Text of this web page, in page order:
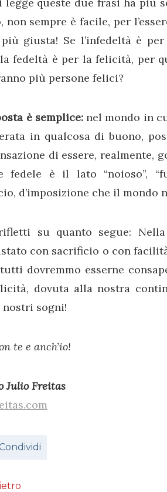
non sempre è facile, per
giusta! Se l’infedeltà è
fedeltà è per la felicità, per
più persone felici?
è semplice:nel mondo in
in qualcosa di buono,
di essere, realmente,
fedele è il lato “noioso”,
d’imposizione che il mondo
su quanto segue:
con sacrificio o con
dovremmo esserne
dovuta alla nostra
nostri sogni!
te e anch’io!
Julio Freitas
Condividi